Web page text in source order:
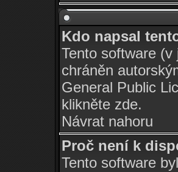
Kdo napsal
Tento software
chráněn
General Public
klikněte zde.
Návrat nahoru
Proč není k
Tento software